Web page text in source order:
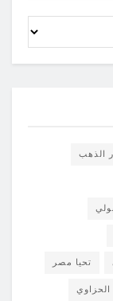
الذهب
تحيا مصر
الحزاوي